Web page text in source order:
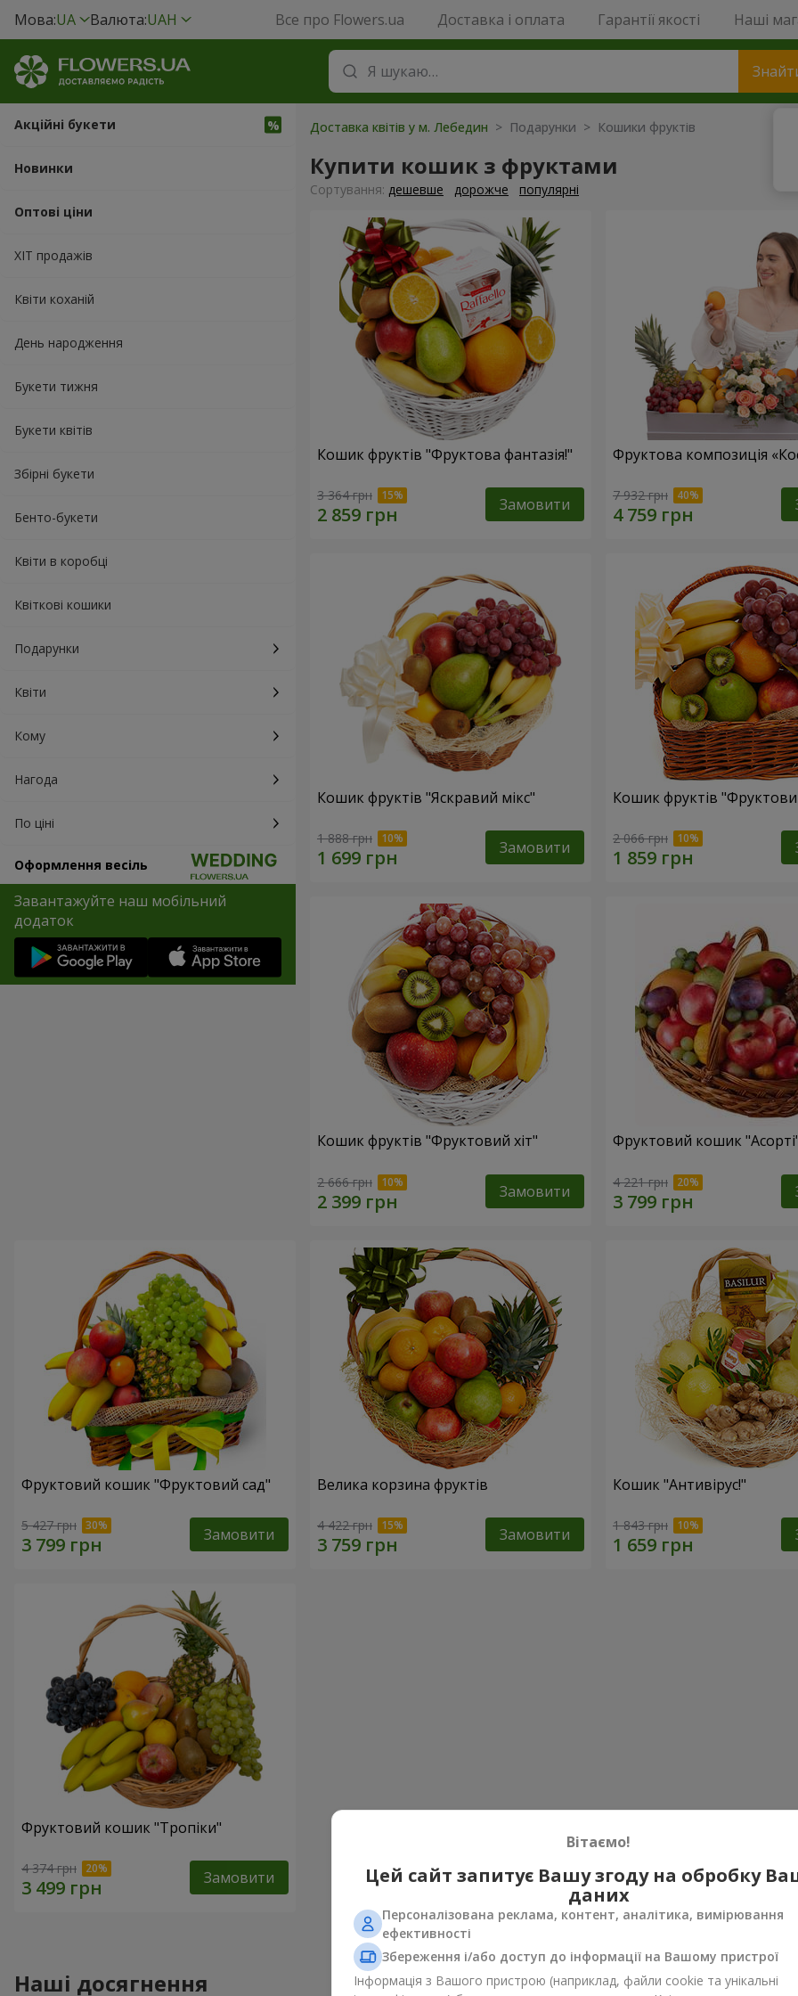
Мова:UA Валюта:UAH Все про Flowers.ua Доставка і оплата Гарантії якості Наші
Акційні букети
Новинки
Оптові ціни
ХІТ продажів
Квіти коханій
День народження
Букети тижня
Букети квітів
Збірні букети
Бенто-букети
Квіти в коробці
Квіткові кошики
Подарунки
Квіти
Кому
Нагода
По ціні
Оформлення весіль
Завантажуйте наш мобільний
додаток
Доставка квітів у м. Лебедин > Подарунки > Кошики фруктів
Купити кошик з фруктами
Сортування: дешевше дорожче популярні
Кошик фруктів "Фруктова фантазія!"
3 364 грн Замовити
Фруктова композиція
7 932 грн
Кошик фруктів "Яскравий мікс"
1 888 грн Замовити
Кошик фруктів
2 066 грн
Кошик фруктів "Фруктовий хiт"
2 666 грн Замовити
Фруктовий кошик
4 221 грн
Фруктовий кошик "Фруктовий сад"
5 427 грн Замовити
Велика корзина фруктів
4 422 грн Замовити
Кошик "Антивірус!"
1 843 грн
Фруктовий кошик "Тропіки"
4 374 грн Замовити
Наші досягнення
Вітаємо!
Цей сайт запитує Вашу згоду на обробку
даних
Персоналізована реклама, контент, аналітика, вимірювання
ефективності
Збереження і/або доступ до інформації на Вашому пристрої
Інформація з Вашого пристрою (наприклад, файли cookie та унікальні